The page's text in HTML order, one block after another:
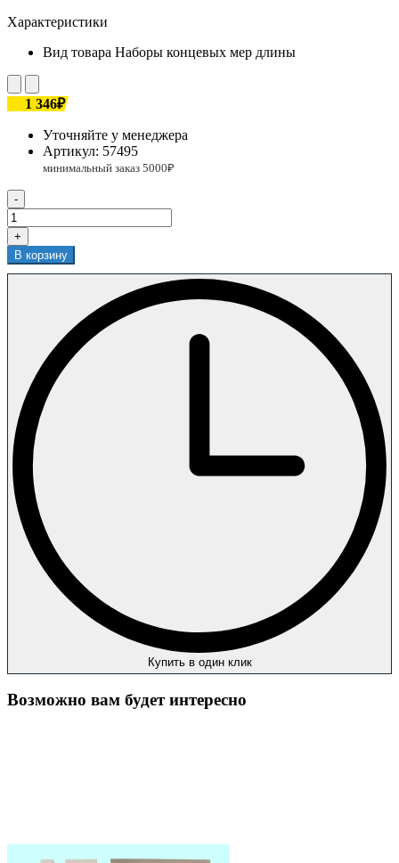
Характеристики
Вид товара Наборы концевых мер длины
1 346₽
Уточняйте у менеджера
Артикул: 57495
-
+
В корзину
Купить в один клик
Возможно вам будет интересно